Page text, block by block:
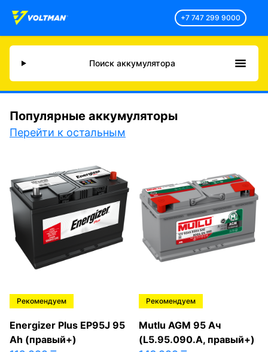
+7 747 299 9000
Поиск аккумулятора
Популярные аккумуляторы
Перейти к остальным
Рекомендуем
Energizer Plus EP95J 95
Ah (правый+)
Рекомендуем
Mutlu AGM 95 Ач
(L5.95.090.A, правый+)